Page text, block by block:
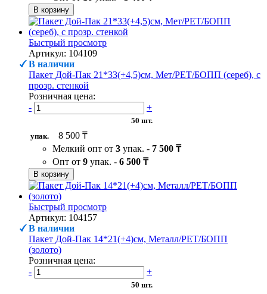
В корзину
Быстрый просмотр
Артикул: 104109
В наличии
Пакет Дой-Пак 21*33(+4,5)см, Мет/PET/БОПП (сереб), с
прозр. стенкой
Розничная цена:
-
+
50 шт.
упак.
8 500 ₸
Мелкий опт от 3 упак. - 7 500 ₸
Опт от 9 упак. - 6 500 ₸
В корзину
Быстрый просмотр
Артикул: 104157
В наличии
Пакет Дой-Пак 14*21(+4)см, Металл/PET/БОПП
(золото)
Розничная цена:
-
+
50 шт.